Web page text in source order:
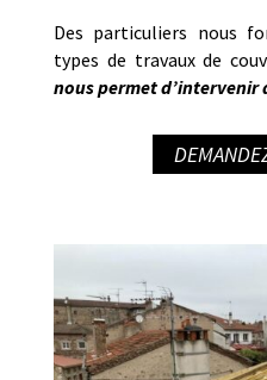
Des particuliers nous
types de travaux de
nous permet d’intervenir